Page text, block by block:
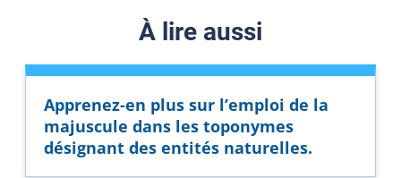
À lire aussi
Apprenez-en plus sur l’emploi de la
majuscule dans les toponymes
désignant des entités naturelles.